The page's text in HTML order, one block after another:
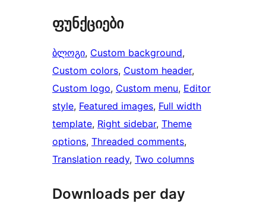
ფუნქციები
ბლოგი, Custom background
Custom colors, Custom header
Custom logo, Custom menu, Editor
style, Featured images, Full width
template, Right sidebar, Theme
options, Threaded comments
Translation ready, Two columns
Downloads per day